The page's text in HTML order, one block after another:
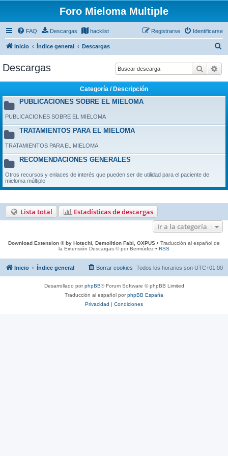
Foro Mieloma Multiple
FAQ Descargas hacklist Identificarse
Registrarse
Inicio Índice general Descargas
c
Descargas Buscar
Categoría / Descripción
PUBLICACIONES SOBRE EL MIELOMA
PUBLICACIONES SOBRE EL MIELOMA
TRATAMIENTOS PARA EL MIELOMA
TRATAMIENTOS PARA EL MIELOMA
RECOMENDACIONES GENERALES
Otros recursos y enlaces de interés que pueden ser de utilidad para el paciente de
mieloma múltiple
Lista total
Estadísticas de descargas
Ir a la categoría
Download Extension © by Hotschi, Demolition Fabi, OXPUS • Traducción al español de
la Extensión Descargas © por Bermúdez • RSS
Inicio Índice general Todos los horarios son UTC+01:00
Borrar cookies
Desarrollado porphpBB® Forum Software © phpBB Limited
Traducción al español porphpBB España
Privacidad | Condiciones